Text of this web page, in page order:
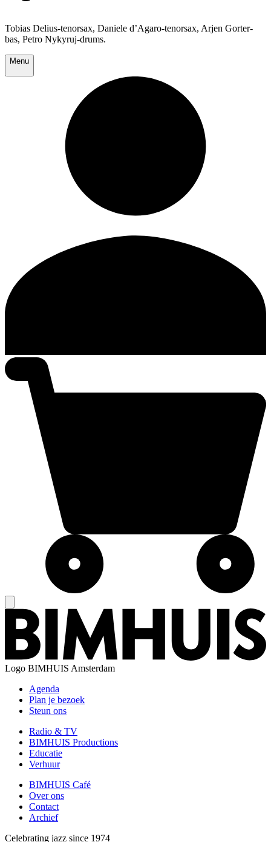
Tobias Delius-tenorsax, Daniele d’Agaro-tenorsax, Arjen Gorter-
bas, Petro Nykyruj-drums.
Menu
Logo BIMHUIS Amsterdam
Agenda
Plan je bezoek
Steun ons
Radio & TV
BIMHUIS Productions
Educatie
Verhuur
BIMHUIS Café
Over ons
Contact
Archief
Celebrating jazz since 1974